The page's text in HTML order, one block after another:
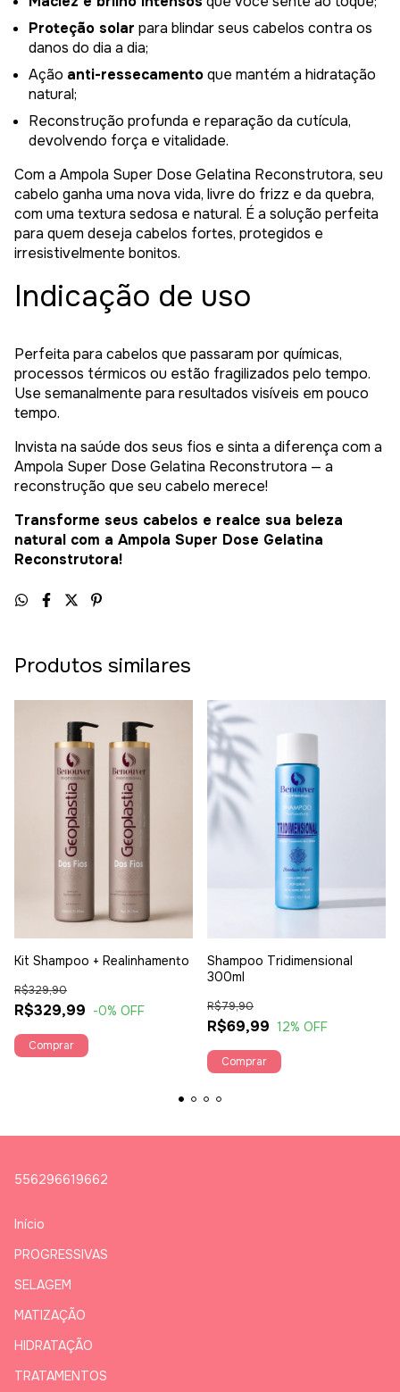
Proteção solar para blindar seus cabelos contra os
danos do dia a dia;
Ação anti-ressecamentoque mantém a hidratação
natural;
Reconstrução profunda e reparação da cutícula,
devolvendo força e vitalidade.
Com a Ampola Super Dose Gelatina Reconstrutora, seu
cabelo ganha uma nova vida, livre do frizz e da quebra,
com uma textura sedosa e natural. É a solução perfeita
para quem deseja cabelos fortes, protegidos e
irresistivelmente bonitos.
Indicação de uso
Perfeita para cabelos que passaram por químicas,
processos térmicos ou estão fragilizados pelo tempo.
Use semanalmente para resultados visíveis em pouco
tempo.
Invista na saúde dos seus fios e sinta a diferença com a
Ampola Super Dose Gelatina Reconstrutora — a
reconstrução que seu cabelo merece!
Transforme seus cabelos e realce sua beleza
natural com a Ampola Super Dose Gelatina
Reconstrutora!
Produtos similares
Kit Shampoo + Realinhamento
R$329,99
R$329,90
-0% OFF
Comprar
Shampoo Tridimensional
300ml
R$69,99
R$79,90
12% OFF
556296619662
Início
PROGRESSIVAS
SELAGEM
MATIZAÇÃO
HIDRATAÇÃO
TRATAMENTOS